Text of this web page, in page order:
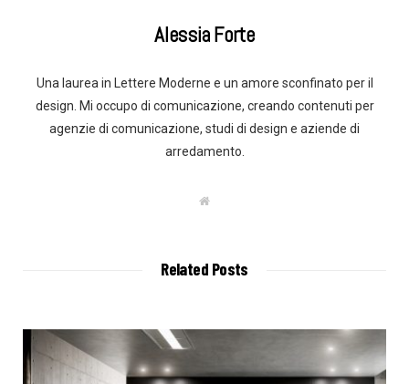
Alessia Forte
Una laurea in Lettere Moderne e un amore sconfinato per il
design. Mi occupo di comunicazione, creando contenuti per
agenzie di comunicazione, studi di design e aziende di
arredamento.
W
Related Posts